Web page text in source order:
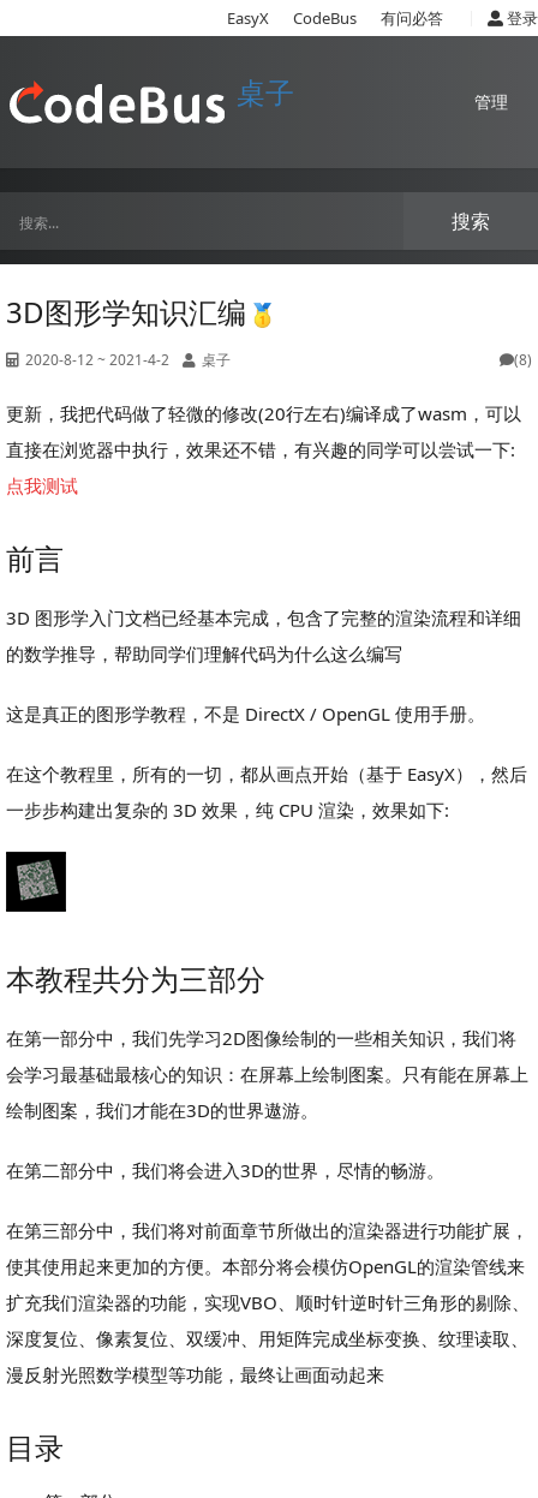
EasyX CodeBus 有问必答 登录
桌子 管理
3D图形学知识汇编
2020-8-12 ~ 2021-4-2 桌子 (8)
更新，我把代码做了轻微的修改(20行左右)编译成了wasm，可以
直接在浏览器中执行，效果还不错，有兴趣的同学可以尝试一下:
点我测试
前言
3D 图形学入门文档已经基本完成，包含了完整的渲染流程和详细
的数学推导，帮助同学们理解代码为什么这么编写
这是真正的图形学教程，不是 DirectX / OpenGL 使用手册。
在这个教程里，所有的一切，都从画点开始（基于 EasyX），然后
一步步构建出复杂的 3D 效果，纯 CPU 渲染，效果如下:
本教程共分为三部分
在第一部分中，我们先学习2D图像绘制的一些相关知识，我们将
会学习最基础最核心的知识：在屏幕上绘制图案。只有能在屏幕上
绘制图案，我们才能在3D的世界遨游。
在第二部分中，我们将会进入3D的世界，尽情的畅游。
在第三部分中，我们将对前面章节所做出的渲染器进行功能扩展，
使其使用起来更加的方便。本部分将会模仿OpenGL的渲染管线来
扩充我们渲染器的功能，实现VBO、顺时针逆时针三角形的剔除、
深度复位、像素复位、双缓冲、用矩阵完成坐标变换、纹理读取、
漫反射光照数学模型等功能，最终让画面动起来
目录
搜索